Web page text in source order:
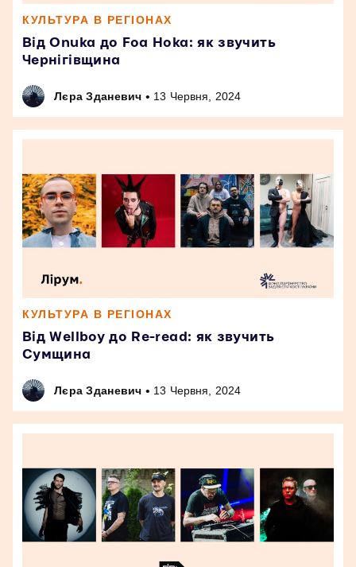
КУЛЬТУРА В РЕГІОНАХ
Від Onuka до Foa Hoka: як звучить
Чернігівщина
Лєра Зданевич • 13 Червня, 2024
КУЛЬТУРА В РЕГІОНАХ
Від Wellboy до Re-read: як звучить
Сумщина
Лєра Зданевич • 13 Червня, 2024